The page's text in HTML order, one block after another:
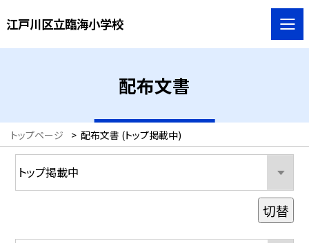
江戸川区立臨海小学校
配布文書
トップページ > 配布文書 (トップ掲載中)
切替